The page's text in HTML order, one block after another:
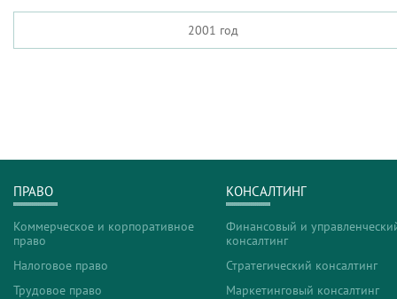
2001 год
ПРАВО
Коммерческое и корпоративное
право
Налоговое право
Трудовое право
КОНСАЛТИНГ
Финансовый и
консалтинг
Стратегический консалтинг
Маркетинговый консалтинг